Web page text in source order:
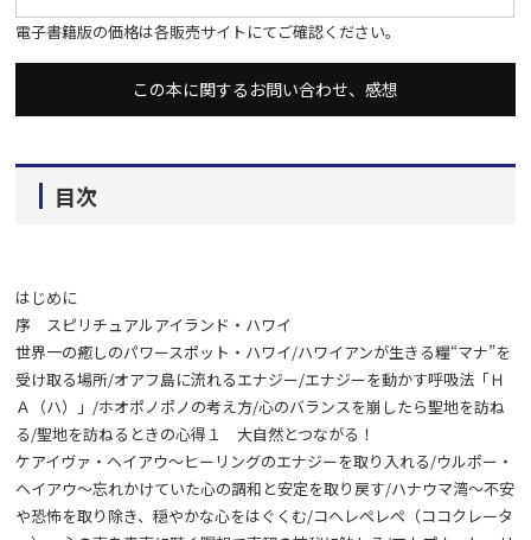
電子書籍版の価格は各販売サイトにてご確認ください。
この本に関するお問い合わせ、感想
目次
はじめに
序 スピリチュアルアイランド・ハワイ
世界一の癒しのパワースポット・ハワイ/ハワイアンが生きる糧“マナ”を
受け取る場所/オアフ島に流れるエナジー/エナジーを動かす呼吸法「Ｈ
Ａ（ハ）」/ホオポノポノの考え方/心のバランスを崩したら聖地を訪ね
る/聖地を訪ねるときの心得１ 大自然とつながる！
ケアイヴァ・ヘイアウ～ヒーリングのエナジーを取り入れる/ウルポー・
ヘイアウ～忘れかけていた心の調和と安定を取り戻す/ハナウマ湾～不安
や恐怖を取り除き、穏やかな心をはぐくむ/コヘレペレペ（ココクレータ